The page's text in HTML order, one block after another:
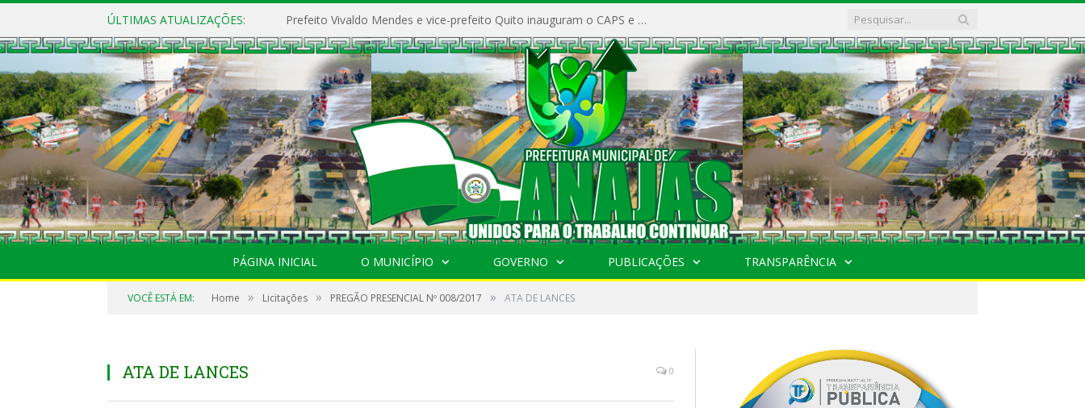
ÚLTIMAS ATUALIZAÇÕES: Prefeito Vivaldo Mendes e vice-prefeito Quito inauguram o CAPS e fortalecem a saúde pública em Anajás.
PÁGINA INICIAL O MUNICÍPIO GOVERNO PUBLICAÇÕES TRANSPARÊNCIA
VOCÊ ESTÁ EM: Home » Licitações » PREGÃO PRESENCIAL Nº 008/2017 » ATA DE LANCES
ATA DE LANCES 0